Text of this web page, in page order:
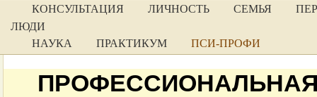
КОНСУЛЬТАЦИЯ ЛИЧНОСТЬ СЕМЬЯ
ЛЮДИ
НАУКА
ПРАКТИКУМ ПСИ-ПРОФИ